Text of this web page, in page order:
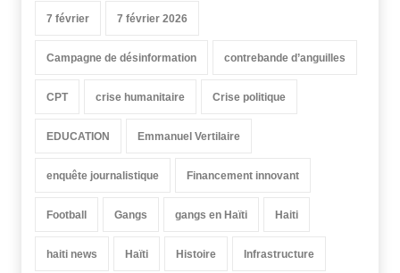
7 février 7 février 2026
Campagne de désinformation contrebande d’anguilles
CPT crise humanitaire Crise politique
EDUCATION Emmanuel Vertilaire
enquête journalistique Financement innovant
Football Gangs gangs en Haïti Haiti
haiti news Haïti Histoire Infrastructure